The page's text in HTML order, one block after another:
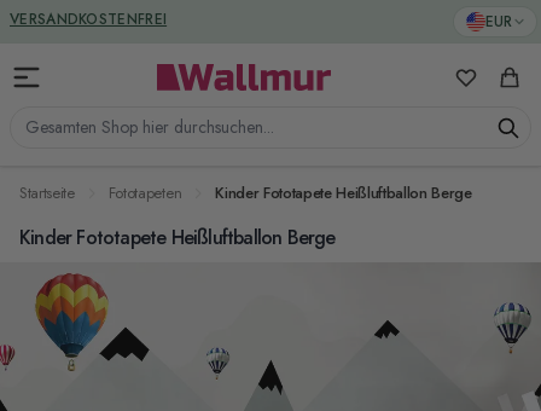
Zum Inhalt springen EUR
Gesamten Shop hier durchsuchen...
Meine
VERSANDKOSTENFREI
GREENGUARD ZERTIFIZIERT
Startseite Fototapeten Kinder Fototapete Heißluftballon Berge
Kinder Fototapete Heißluftballon Berge